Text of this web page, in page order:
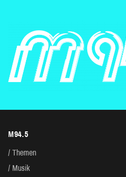
M94.5
Themen
Musik